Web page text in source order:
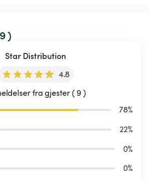
)
Star Distribution
4.8
fra gjester ( 9 )
78%
22%
0%
0%